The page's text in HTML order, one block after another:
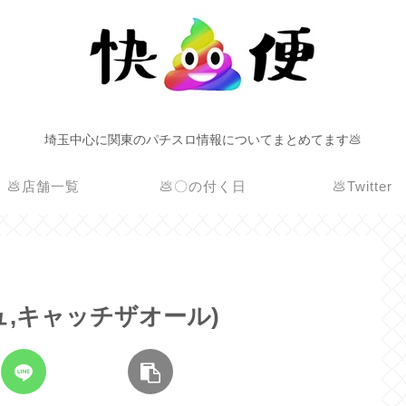
埼玉中心に関東のパチスロ情報についてまとめてます💩
💩店舗一覧 💩〇の付く日 💩Twitter
,キャッチザオール)